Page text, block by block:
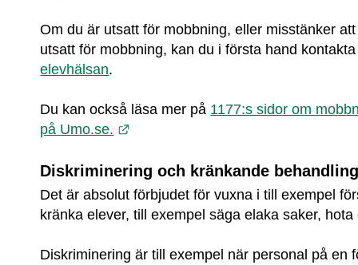
Om du är utsatt för mobbning, eller misstänker
elevhälsan.
Du kan också läsa mer på 1177:s sidor om
på Umo.se.
Länk till annan webbplats.
Diskriminering och kränkande
Det är absolut förbjudet för vuxna i till exempel
kränka elever, till exempel säga elaka saker,
Diskriminering är till exempel när personal på en